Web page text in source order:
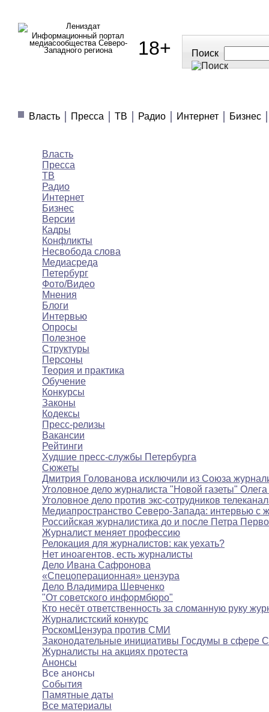
Информационный портал
медиасообщества Северо-
Западного региона
18+ Поиск
Власть
Пресса ТВ Радио Интернет Бизнес
Власть
Пресса
ТВ
Радио
Интернет
Бизнес
Версии
Кадры
Конфликты
Несвобода слова
Медиасреда
Петербург
Фото/Видео
Мнения
Блоги
Интервью
Опросы
Полезное
Структуры
Персоны
Теория и практика
Обучение
Конкурсы
Законы
Кодексы
Пресс-релизы
Вакансии
Рейтинги
Худшие пресс-службы Петербурга
Сюжеты
Дмитрия Голованова исключили из Союза
Уголовное дело журналиста "Новой газеты"
Уголовное дело против экс-сотрудников
Медиапространство Северо-Запада: интервью с
Российская журналистика до и после Петра
Журналист меняет профессию
Релокация для журналистов: как уехать?
Нет иноагентов, есть журналисты
Дело Ивана Сафронова
«Спецоперационная» цензура
Дело Владимира Шевченко
"От советского информбюро"
Кто несёт ответственность за сломанную руку
Журналистский конкурс
РоскомЦензура против СМИ
Законодательные инициативы Госдумы в сфере
Журналисты на акциях протеста
Анонсы
Все анонсы
События
Памятные даты
Все материалы